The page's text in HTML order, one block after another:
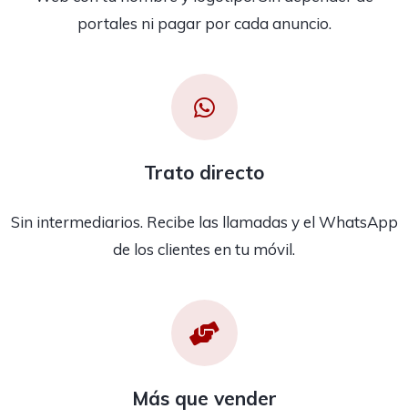
portales ni pagar por cada anuncio.
Trato directo
Sin intermediarios. Recibe las llamadas y el WhatsApp
de los clientes en tu móvil.
Más que vender